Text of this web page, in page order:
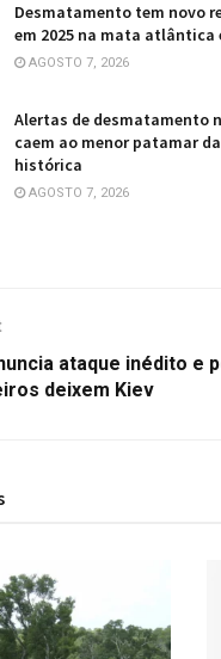
Desmatamento tem novo
em 2025 na mata atlântica
AGOSTO 7, 2026
Alertas de desmatamento
caem ao menor patamar
histórica
AGOSTO 7, 2026
ataque inédito e
deixem Kiev